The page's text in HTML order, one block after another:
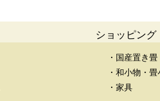
ショッピング
・国産置き
・和小物・
・家具